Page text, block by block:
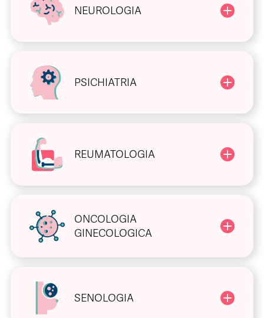
NEUROLOGIA
PSICHIATRIA
REUMATOLOGIA
ONCOLOGIA
GINECOLOGICA
SENOLOGIA